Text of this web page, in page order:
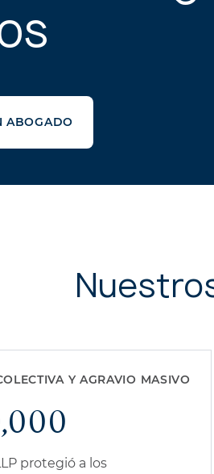
ABOGADO
Y AGRAVIO MASIVO
protegió a los